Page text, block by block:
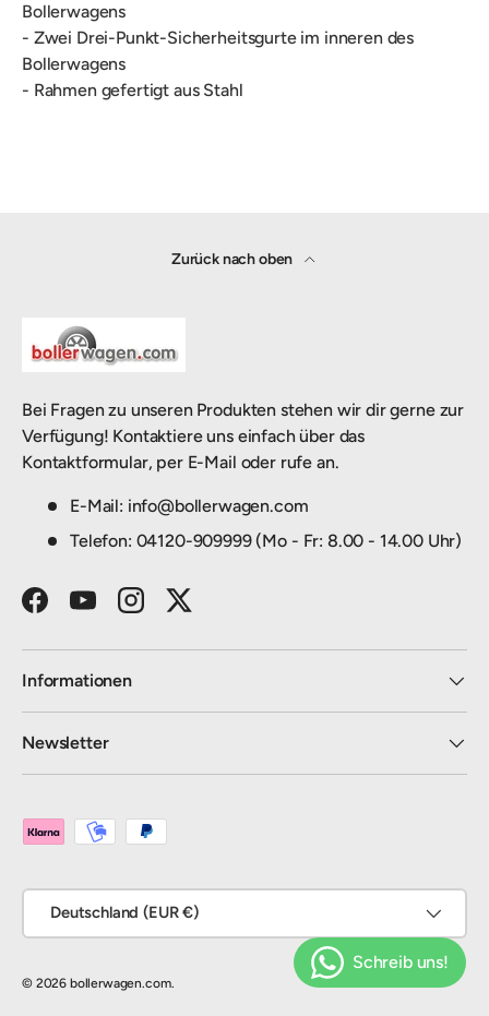
Bollerwagens
- Zwei Drei-Punkt-Sicherheitsgurte im inneren des
Bollerwagens
- Rahmen gefertigt aus Stahl
Zurück nach oben
Bei Fragen zu unseren Produkten stehen wir dir gerne zur
Verfügung! Kontaktiere uns einfach über das
Kontaktformular, per E-Mail oder rufe an.
E-Mail: info@bollerwagen.com
Telefon: 04120-909999 (Mo - Fr: 8.00 - 14.00 Uhr)
FacebookYouTubeInstagramTwitter
Informationen
Newsletter
Zahlungsmethoden
Deutschland (EUR €)
© 2026 bollerwagen.com.